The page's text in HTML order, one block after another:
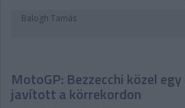
Balogh Tamás
MotoGP: Bezzecchi közel
javított a körrekordon